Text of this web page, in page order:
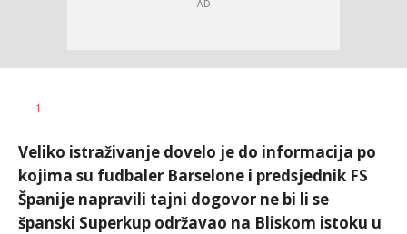
AUTOR
1
Veliko istraživanje dovelo je do informacija po
kojima su fudbaler Barselone i predsjednik FS
Španije napravili tajni dogovor ne bi li se
španski Superkup održavao na Bliskom istoku u